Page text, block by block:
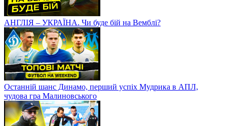
АНГЛІЯ – УКРАЇНА. Чи буде бій на Вемблі?
Останній шанс Динамо, перший успіх Мудрика в АПЛ,
чудова гра Малиновського